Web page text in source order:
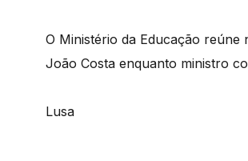
O Ministério da Educação
João Costa enquanto ministro
Lusa